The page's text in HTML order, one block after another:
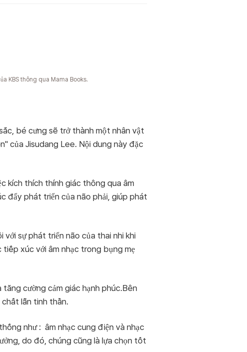
KBS thông qua Mama Books.
bé cưng sẽ trở thành một nhân vật
của Jisudang Lee. Nội dung này đặc
kích thích thính giác thông qua âm
đẩy phát triển của não phải, giúp phát
sự phát triển não của thai nhi khi
xúc với âm nhạc trong bụng mẹ
cường cảm giác hạnh phúc.Bên
lẫn tinh thần.
như : âm nhạc cung điện và nhạc
do đó, chúng cũng là lựa chọn tốt